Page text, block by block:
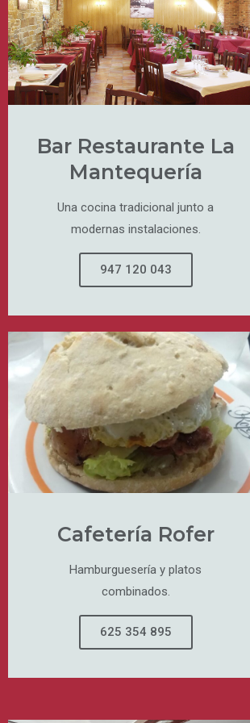
Bar Restaurante La
Mantequería
Una cocina tradicional junto a
modernas instalaciones.
947 120 043
Cafetería Rofer
Hamburguesería y platos
combinados.
625 354 895